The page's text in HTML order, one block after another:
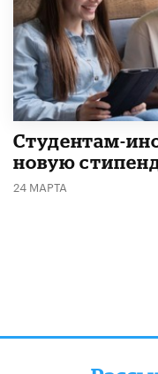
Студентам-
новую
24 МАРТА